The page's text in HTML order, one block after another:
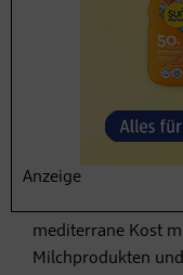
Sie möglichst oft
Vollkornmehl,
Getreideschrot und
Gesunde
Greifen Sie
mediterrane Kost
Milchprodukten
Anzeige